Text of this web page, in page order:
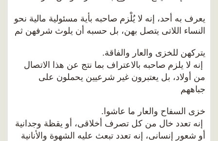
يعرف به أحد، إنه لا يُلْزم صاحبه بأية مسئولية مالية نحو
النساء اللاتى يتصل بهن، بل حسبه أن يلوث شرفهن ثم
يتركهن للخزى والعار والفاقة.
إنه لا يلزم صاحبه بالاعتراف بما نتج عن هذا الاتصال
من أولاد، بل يعتبرون غير شرعيين يحملون على
جباههم
خزى السفاح والعار ما عاشوا.
إنه تعدد خال من كل تصرف أخلاقى، أو يقظة وجدانية
أو شعور إنسانى، إنه تعدد تبعث عليه الشهوة والأنانية